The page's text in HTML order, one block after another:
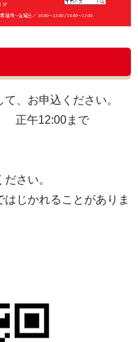
、お申込ください。
正午12:00まで
さい。
じかれることがありま